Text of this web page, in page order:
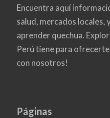
Encuentra aquí
salud, mercados locales,
aprender quechua.
Perú tiene para
con nosotros!
Páginas